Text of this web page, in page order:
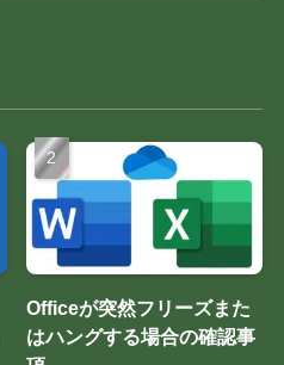
Officeが突然フリーズまた
はハングする場合の確認事